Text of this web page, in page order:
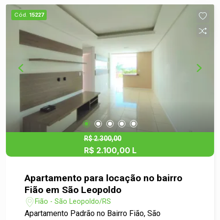
Cód. 15227
R$ 2.300,00
R$ 2.100,00 L
Apartamento para locação no bairro
Fião em São Leopoldo
Fião - São Leopoldo/RS
Apartamento Padrão no Bairro Fião, São